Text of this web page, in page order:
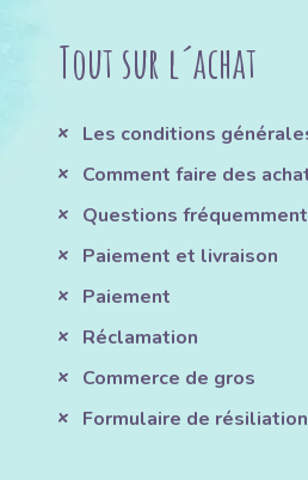
Tout sur l´achat
Les conditions
Comment faire des
Questions
Paiement et livraison
Paiement
Réclamation
Commerce de gros
Formulaire de résiliation